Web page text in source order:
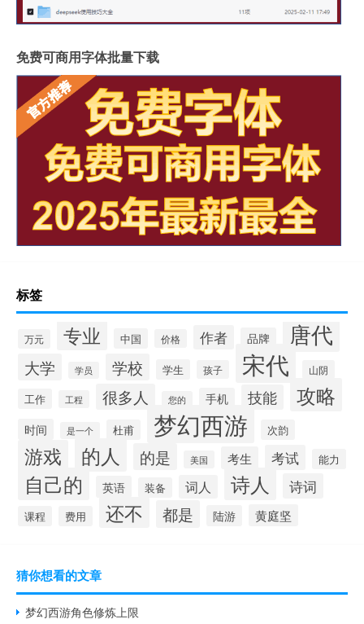
免费可商用字体批量下载
标签
万元 专业 中国 价格 作者 品牌 唐代
大学 学员 学校 学生 孩子 宋代 山阴
工作 工程 很多人 您的 手机 技能 攻略
时间 是一个 杜甫 梦幻西游 次韵
游戏 的人 的是 美国 考生 考试 能力
自己的 英语 装备 词人 诗人 诗词
课程 费用 还不 都是 陆游 黄庭坚
猜你想看的文章
梦幻西游角色修炼上限